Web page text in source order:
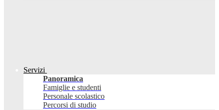
Servizi
Panoramica
Famiglie e studenti
Personale scolastico
Percorsi di studio